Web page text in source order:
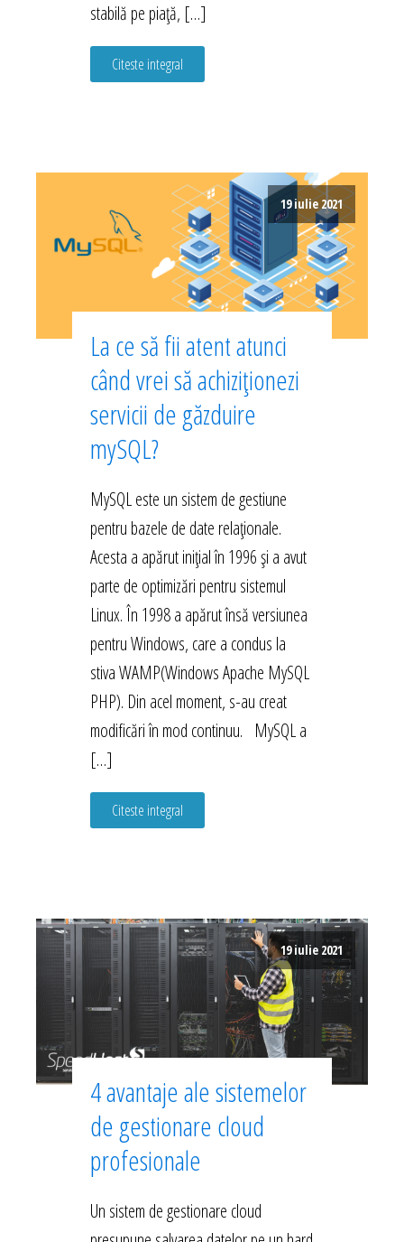
stabilă pe piață, […]
Citeste integral
19 iulie 2021
La ce să fii atent atunci
când vrei să achiziționezi
servicii de găzduire
mySQL?
MySQL este un sistem de gestiune
pentru bazele de date relaționale.
Acesta a apărut inițial în 1996 și a avut
parte de optimizări pentru sistemul
Linux. În 1998 a apărut însă versiunea
pentru Windows, care a condus la
stiva WAMP(Windows Apache MySQL
PHP). Din acel moment, s-au creat
modificări în mod continuu. MySQL a
[…]
Citeste integral
19 iulie 2021
4 avantaje ale sistemelor
de gestionare cloud
profesionale
Un sistem de gestionare cloud